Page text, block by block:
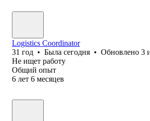
Logistics Coordinator
31 год • Была сегодня • Обновлено 3
Не ищет работу
Общий опыт
6 лет 6 месяцев